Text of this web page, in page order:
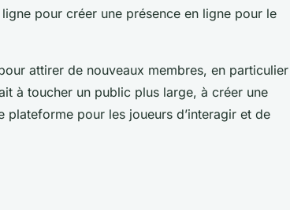
pour créer une présence en ligne pour le
attirer de nouveaux membres, en particulier
à toucher un public plus large, à créer une
plateforme pour les joueurs d’interagir et de